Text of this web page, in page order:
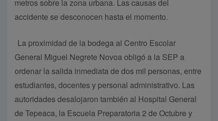
metros sobre la zona urbana. Las causas del
accidente se desconocen hasta el momento.
La proximidad de la bodega al Centro Escolar
General Miguel Negrete Novoa obligó a la SEP a
ordenar la salida inmediata de dos mil personas, entre
estudiantes, docentes y personal administrativo. Las
autoridades desalojaron también al Hospital General
de Tepeaca, la Escuela Preparatoria 2 de Octubre y